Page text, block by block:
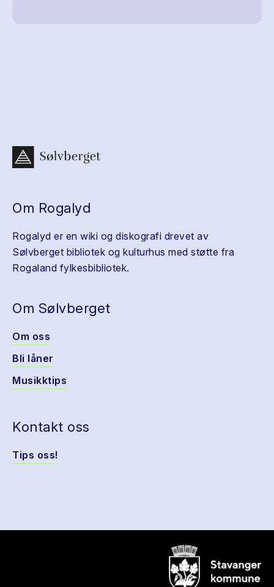
Om Rogalyd
Rogalyd er en wiki og diskografi drevet av
Sølvberget bibliotek og kulturhus med støtte fra
Rogaland fylkesbibliotek.
Om Sølvberget
Om oss
Bli låner
Musikktips
Kontakt oss
Tips oss!